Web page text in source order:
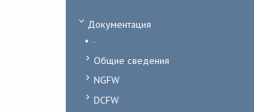
Документация
...
Общие сведения
NGFW
DCFW